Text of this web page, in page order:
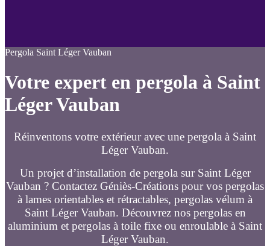
Pergola Saint Léger Vauban
Votre expert en pergola à Saint
Léger Vauban
Réinventons votre extérieur avec une pergola à Saint
Léger Vauban.
Un projet d’installation de pergola sur Saint Léger
Vauban ? Contactez Géniès-Créations pour vos pergolas
à lames orientables et rétractables, pergolas vélum à
Saint Léger Vauban. Découvrez nos pergolas en
aluminium et pergolas à toile fixe ou enroulable à Saint
Léger Vauban.